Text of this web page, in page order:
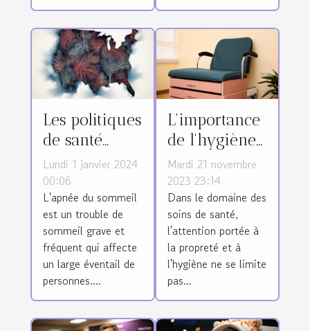
Les politiques
de santé
publique face
à l'apnée du
sommeil
Lundi 1 janvier 2024
00:06
L'apnée du sommeil
est un trouble de
sommeil grave et
fréquent qui affecte
un large éventail de
personnes....
L'importance
de l'hygiène
et du
nettoyage des
divans
d'examen
médical
Mardi 21 novembre
2023 23:14
Dans le domaine des
soins de santé,
l'attention portée à
la propreté et à
l'hygiène ne se limite
pas...